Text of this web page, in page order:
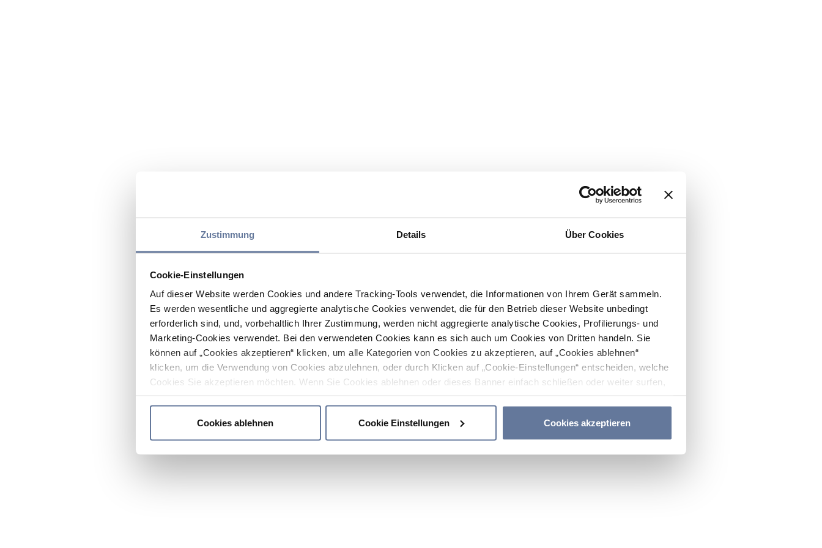
Zustimmung Details Über Cookies
Cookie-Einstellungen
Auf dieser Website werden Cookies und andere Tracking-Tools verwendet, die Informationen von Ihrem Gerät sammeln.
Es werden wesentliche und aggregierte analytische Cookies verwendet, die für den Betrieb dieser Website unbedingt
erforderlich sind, und, vorbehaltlich Ihrer Zustimmung, werden nicht aggregierte analytische Cookies, Profilierungs- und
Marketing-Cookies verwendet. Bei den verwendeten Cookies kann es sich auch um Cookies von Dritten handeln. Sie
können auf „Cookies akzeptieren“ klicken, um alle Kategorien von Cookies zu akzeptieren, auf „Cookies ablehnen“
klicken, um die Verwendung von Cookies abzulehnen, oder durch Klicken auf „Cookie-Einstellungen“ entscheiden, welche
Cookies Sie akzeptieren möchten. Wenn Sie Cookies ablehnen oder dieses Banner einfach schließen oder weiter surfen,
Cookies ablehnen
Cookie Einstellungen Cookies akzeptieren